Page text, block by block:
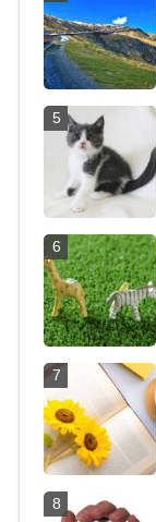
5
6
7
8